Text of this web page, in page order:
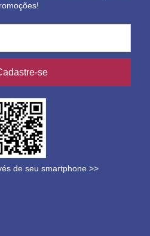
se
de seu smartphone >>